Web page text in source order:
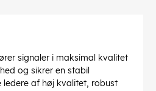
signaler i maksimal kvalitet
og sikrer en stabil
ledere af høj kvalitet, robust